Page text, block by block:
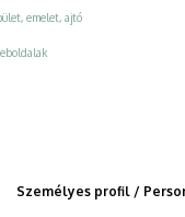
emelet, ajtó
Személyes profil /